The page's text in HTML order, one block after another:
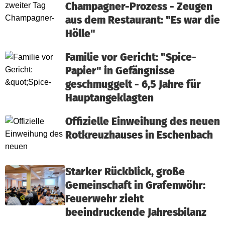
Champagner-Prozess - Zeugen
aus dem Restaurant: "Es war die
Hölle"
Familie vor Gericht: "Spice-
Papier" in Gefängnisse
geschmuggelt - 6,5 Jahre für
Hauptangeklagten
Offizielle Einweihung des neuen
Rotkreuzhauses in Eschenbach
Starker Rückblick, große
Gemeinschaft in Grafenwöhr:
Feuerwehr zieht
beeindruckende Jahresbilanz